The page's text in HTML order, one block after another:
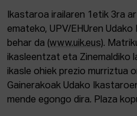
Ikastaroa irailaren 1etik 3ra
emateko, UPV/EHUren
behar da (www.uik.eus).
ikasleentzat eta Zinemaldiko
ikasle ohiek prezio murriztua
Gainerakoak Udako
mende egongo dira. Plaza